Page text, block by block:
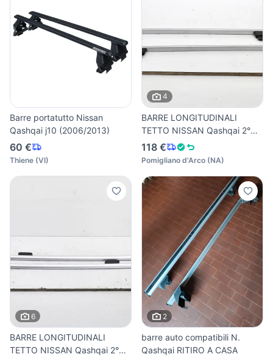
Barre portatutto Nissan
Qashqai j10 (2006/2013)
60 €
Thiene (VI)
4
BARRE LONGITUDINALI
TETTO NISSAN Qashqai 2°
Serie
118 €
Pomigliano d'Arco (NA)
6
BARRE LONGITUDINALI
TETTO NISSAN Qashqai 2°
2
barre auto compatibili N.
Qashqai RITIRO A CASA